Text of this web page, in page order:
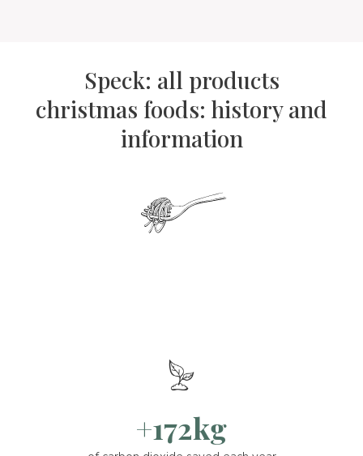
Speck: all products
christmas foods: history and
information
+172kg